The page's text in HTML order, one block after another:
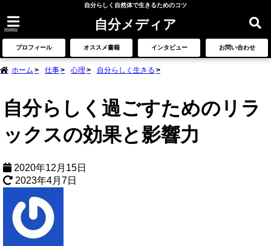
自分らしく自然体で生きるためのコツ
menu 自分メディア
プロフィール オススメ書籍 インタビュー お問い合わせ
ホーム 仕事 心理 自分らしく生きる
自分らしく過ごすためのリラ
ックスの効果と影響力
2020年12月15日
2023年4月7日